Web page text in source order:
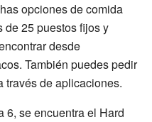
opciones de comida
de 25 puestos fijos y
desde
También puedes pedir
través de aplicaciones.
6, se encuentra el Hard